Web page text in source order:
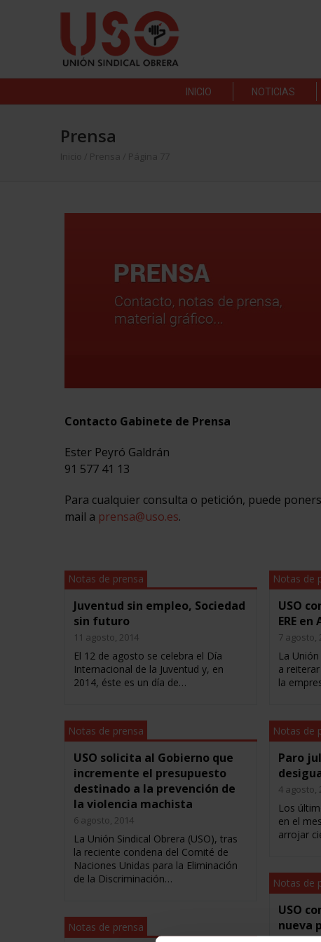
INICIO NOTICIAS
Prensa
Inicio Prensa / Página 77
Contacto Gabinete de Prensa
Ester Peyró Galdrán
91 577 41 13
Para cualquier consulta o petición, puede
mail a prensa@uso.es.
Notas de prensa
Juventud sin empleo, Sociedad
sin futuro
11 agosto, 2014
El 12 de agosto se celebra el Día
Internacional de la Juventud y, en
2014, éste es un día de…
Notas de
USO
ERE
7 agosto,
La
a
la
Notas de prensa
USO solicita al Gobierno que
incremente el presupuesto
destinado a la prevención de
la violencia machista
6 agosto, 2014
La Unión Sindical Obrera (USO), tras
la reciente condena del Comité de
Naciones Unidas para la Eliminación
de la Discriminación…
Notas de
Paro
4 agosto,
Los
en el
arrojar
Notas de
USO
nueva
Notas de prensa